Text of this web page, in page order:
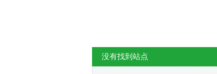
没有找到站点